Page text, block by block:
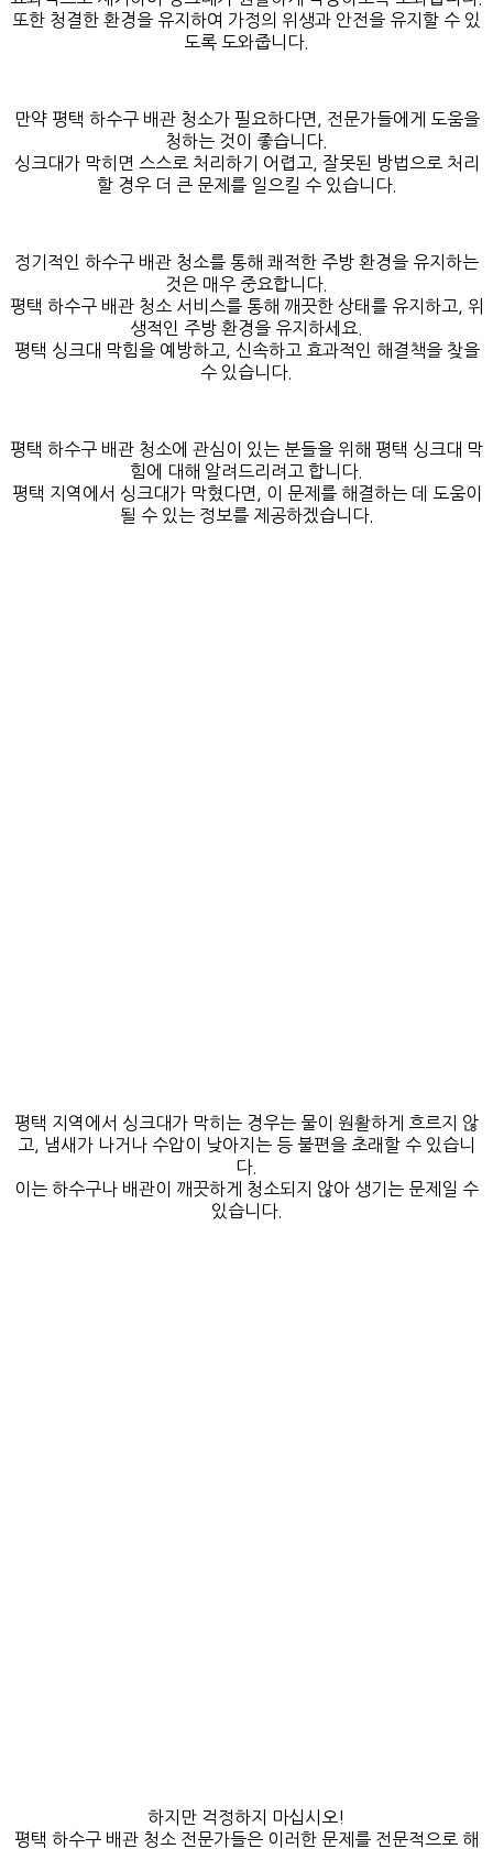
또한 청결한 환경을 유지하여 가정의 위생과 안전을 유지할 수 있
도록 도와줍니다.
만약 평택 하수구 배관 청소가 필요하다면, 전문가들에게 도움을
청하는 것이 좋습니다.
싱크대가 막히면 스스로 처리하기 어렵고, 잘못된 방법으로 처리
할 경우 더 큰 문제를 일으킬 수 있습니다.
정기적인 하수구 배관 청소를 통해 쾌적한 주방 환경을 유지하는
것은 매우 중요합니다.
평택 하수구 배관 청소 서비스를 통해 깨끗한 상태를 유지하고, 위
생적인 주방 환경을 유지하세요.
평택 싱크대 막힘을 예방하고, 신속하고 효과적인 해결책을 찾을
수 있습니다.
평택 하수구 배관 청소에 관심이 있는 분들을 위해 평택 싱크대 막
힘에 대해 알려드리려고 합니다.
평택 지역에서 싱크대가 막혔다면, 이 문제를 해결하는 데 도움이
될 수 있는 정보를 제공하겠습니다.
평택 지역에서 싱크대가 막히는 경우는 물이 원활하게 흐르지 않
고, 냄새가 나거나 수압이 낮아지는 등 불편을 초래할 수 있습니
다.
이는 하수구나 배관이 깨끗하게 청소되지 않아 생기는 문제일 수
있습니다.
하지만 걱정하지 마십시오!
평택 하수구 배관 청소 전문가들은 이러한 문제를 전문적으로 해